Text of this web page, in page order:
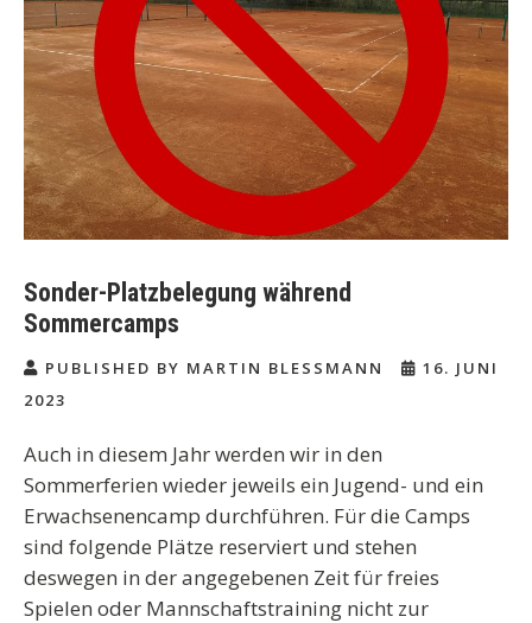
Sonder-Platzbelegung während
Sommercamps
PUBLISHED BY MARTIN BLESSMANN
16. JUNI
2023
Auch in diesem Jahr werden wir in den
Sommerferien wieder jeweils ein Jugend- und ein
Erwachsenencamp durchführen. Für die Camps
sind folgende Plätze reserviert und stehen
deswegen in der angegebenen Zeit für freies
Spielen oder Mannschaftstraining nicht zur